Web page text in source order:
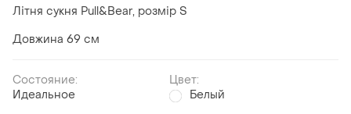
Літня сукня Pull&Bear, розмір S
Довжина 69 см
Состояние:
Идеальное
Цвет:
Белый